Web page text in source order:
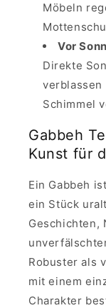
Möbeln
Vor
Direkte
verblassen
Schimmel
Gabbeh
Kunst für
Ein Gabbeh
ein Stück
Geschichten,
Robuster als
mit einem
Charakter